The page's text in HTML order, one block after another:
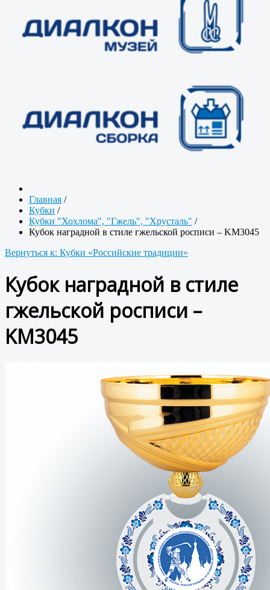
Главная /
Кубки /
Кубки "Хохлома", "Гжель", "Хрусталь" /
Кубок наградной в стиле гжельской росписи – KM3045
Вернуться к: Кубки «Российские традиции»
Кубок наградной в стиле
гжельской росписи –
KM3045